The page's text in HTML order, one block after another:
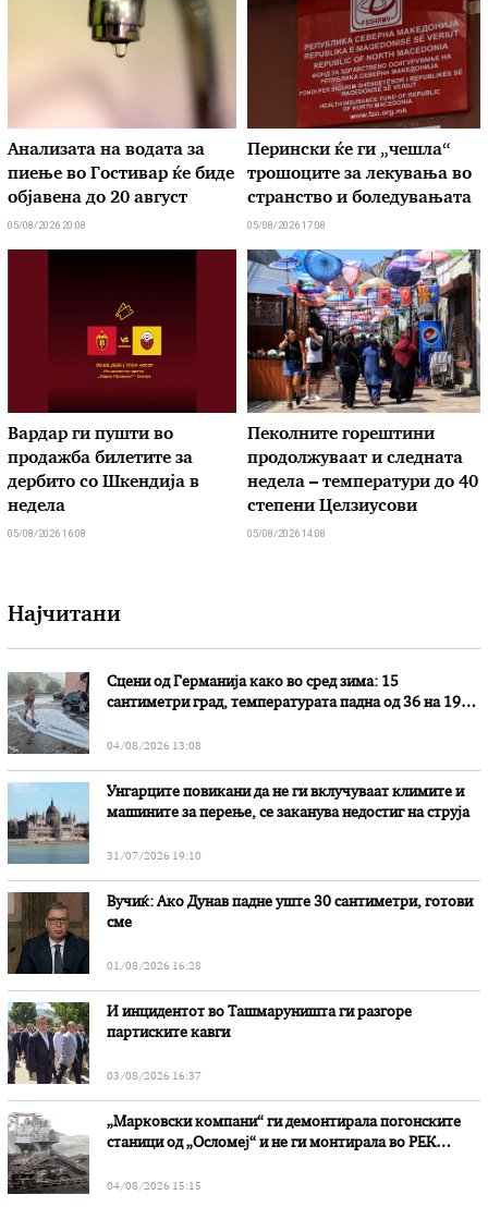
Анализата на водата за
пиење во Гостивар ќе биде
објавена до 20 август
05/08/2026 20:08
Перински ќе ги „чешла“
трошоците за лекувања во
странство и боледувањата
05/08/2026 17:08
Вардар ги пушти во
продажба билетите за
дербито со Шкендија в
недела
05/08/2026 16:08
Пеколните горештини
продолжуваат и следната
недела – температури до 40
степени Целзиусови
05/08/2026 14:08
Најчитани
Сцени од Германија како во сред зима: 15
сантиметри град, температурата падна од 36 на 19
04/08/2026 13:08
Унгарците повикани да не ги вклучуваат климите и
машините за перење, се заканува недостиг на струја
31/07/2026 19:10
Вучиќ: Ако Дунав падне уште 30 сантиметри, готови
сме
01/08/2026 16:28
И инцидентот во Ташмаруништa ги разгоре
партиските кавги
03/08/2026 16:37
„Марковски компани“ ги демонтирала погонските
станици од „Осломеј“ и не ги монтирала во РЕК
04/08/2026 15:15